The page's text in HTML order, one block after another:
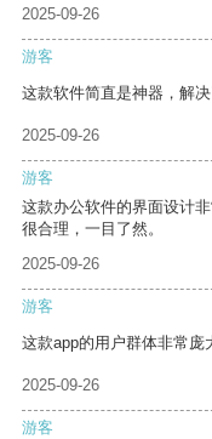
2025-09-26
游客
这款软件简直是神器，解决
2025-09-26
游客
这款办公软件的界面设计
很合理，一目了然。
2025-09-26
游客
这款app的用户群体非常庞
2025-09-26
游客